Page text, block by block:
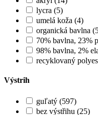
lycra (5)
umelá koža (4)
organická bavlna
70% bavlna, 23%
98% bavlna, 2%
recyklovaný
Výstrih
guľatý (597)
bez výstřihu (25)